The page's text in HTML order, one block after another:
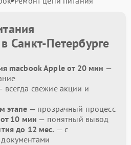
в Санкт-Петербурге
macbook Apple от 20 мин —
всегда свежие акции и
этапе — прозрачный процесс
10 мин — понятный вывод
до 12 мес. — с